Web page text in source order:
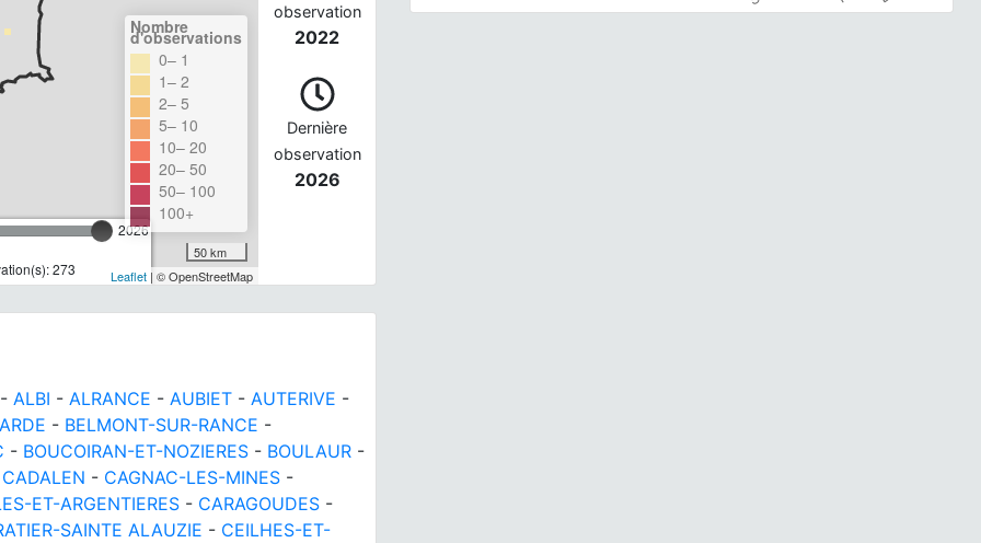
2026
273
Nombre
d'observations
0– 1
1– 2
2– 5
5– 10
10– 20
20– 50
50– 100
100+
50 km
Leaflet| © OpenStreetMap
observation
2022
Dernière
observation
2026
ALBI - ALRANCE - AUBIET - AUTERIVE -
- BELMONT-SUR-RANCE -
- BOUCOIRAN-ET-NOZIERES - BOULAUR -
CADALEN - CAGNAC-LES-MINES -
ET-ARGENTIERES - CARAGOUDES -
SAINTE ALAUZIE - CEILHES-ET-